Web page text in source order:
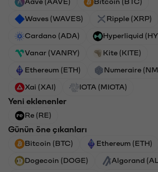
Waves (WAVES) Ripple (XRP)
Cardano (ADA) Hyperliquid
Vanar (VANRY) Kite (KITE)
Ethereum (ETH) Numeraire
Xai (XAI) IOTA (MIOTA)
Yeni eklenenler
Re (RE)
Günün öne çıkanları
Bitcoin (BTC) Ethereum (ETH)
Dogecoin (DOGE) Algorand